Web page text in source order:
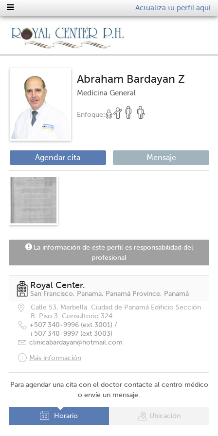
Actualiza tu perfil aquí
Abraham Bardayan Z
Medicina General
Enfoque:
Agendar cita Mensaje
La información de este perfil es responsabilidad del
profesional
Royal Center.
San Francisco, Panama, Panamá Province, Panamá
Calle 53, Marbella. Ciudad de Panamá Edificio Sección
B. Piso 3. Consultorio 324.
+507 340-9996 (ext 3001) /
+507 340-9997 (ext 3003)
clinicabardayan@hotmail.com
Más información
Para agendar una cita con el doctor contacte al centro médico
o envíe un mensaje.
Horario Ubicación